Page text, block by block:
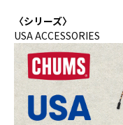
〈シリーズ〉
USA ACCESSORIES